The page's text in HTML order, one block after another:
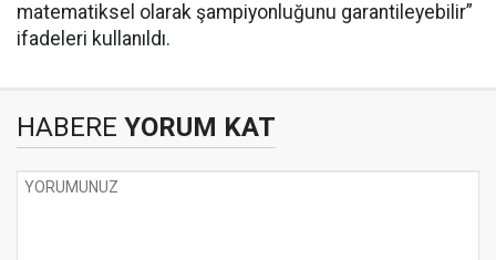
matematiksel olarak şampiyonluğunu garantileyebilir”
ifadeleri kullanıldı.
HABERE YORUM KAT